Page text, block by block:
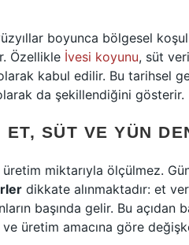
boyunca bölgesel
Özellikle İvesi koyunu, süt
kabul edilir. Bu tarihsel
da şekillendiğini gösterir.
SÜT VE YÜN
üretim miktarıyla ölçülmez.
dikkate alınmaktadır: et
başında gelir. Bu açıdan
üretim amacına göre